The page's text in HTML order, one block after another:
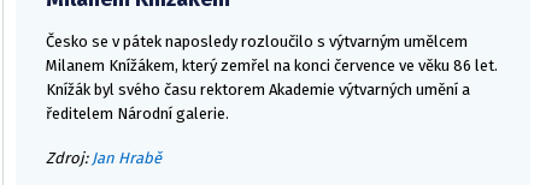
Česko se v pátek naposledy rozloučilo s výtvarným umělcem
Milanem Knížákem, který zemřel na konci července ve věku 86 let.
Knížák byl svého času rektorem Akademie výtvarných umění a
ředitelem Národní galerie.
Zdroj: Jan Hrabě